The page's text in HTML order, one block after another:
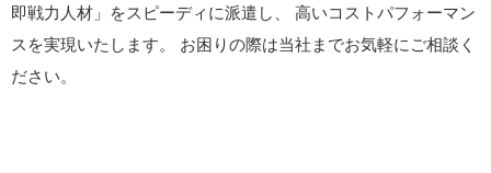
即戦力人材」をスピーディに派遣し、
高いコストパフォーマン
スを実現いたします。
お困りの際は当社までお気軽にご相談く
ださい。